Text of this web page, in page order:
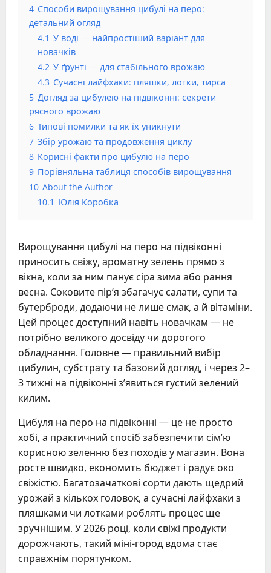
4 Способи вирощування цибулі на перо:
детальний огляд
4.1 У воді — найпростіший варіант для
новачків
4.2 У ґрунті — для стабільного врожаю
4.3 Сучасні лайфхаки: пляшки, лотки, тирса
5 Догляд за цибулею на підвіконні: секрети
рясного врожаю
6 Типові помилки та як їх уникнути
7 Збір урожаю та продовження циклу
8 Корисні факти про цибулю на перо
9 Порівняльна таблиця способів вирощування
10 About the Author
10.1 Юлія Коробка
Вирощування цибулі на перо на підвіконні
приносить свіжу, ароматну зелень прямо з
вікна, коли за ним панує сіра зима або рання
весна. Соковите пір’я збагачує салати, супи та
бутерброди, додаючи не лише смак, а й вітаміни.
Цей процес доступний навіть новачкам — не
потрібно великого досвіду чи дорогого
обладнання. Головне — правильний вибір
цибулин, субстрату та базовий догляд, і через 2–
3 тижні на підвіконні з’явиться густий зелений
килим.
Цибуля на перо на підвіконні — це не просто
хобі, а практичний спосіб забезпечити сім’ю
корисною зеленню без походів у магазин. Вона
росте швидко, економить бюджет і радує око
свіжістю. Багатозачаткові сорти дають щедрий
урожай з кількох головок, а сучасні лайфхаки з
пляшками чи лотками роблять процес ще
зручнішим. У 2026 році, коли свіжі продукти
дорожчають, такий міні-город вдома стає
справжнім порятунком.